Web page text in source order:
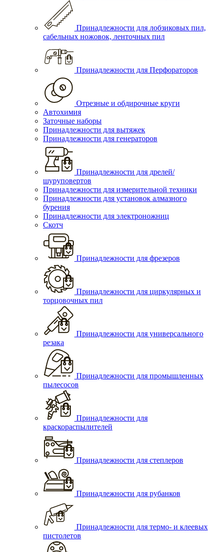
Принадлежности для лобзиковых пил,
сабельных ножовок, ленточных пил
Принадлежности для Перфораторов
Отрезные и обдирочные круги
Автохимия
Заточные наборы
Принадлежности для вытяжек
Принадлежности для генераторов
Принадлежности для дрелей/
шуруповертов
Принадлежности для измерительной техники
Принадлежности для установок алмазного
бурения
Принадлежности для электроножниц
Скотч
Принадлежности для фрезеров
Принадлежности для циркулярных и
торцовочных пил
Принадлежности для универсального
резака
Принадлежности для промышленных
пылесосов
Принадлежности для
краскораспылителей
Принадлежности для степлеров
Принадлежности для рубанков
Принадлежности для термо- и клеевых
пистолетов